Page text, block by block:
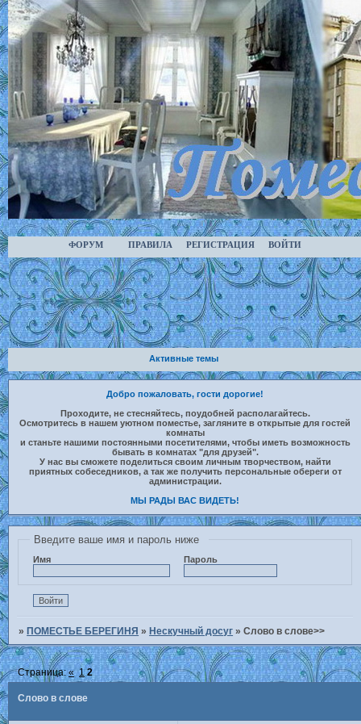
ФОРУМ ПРАВИЛА РЕГИСТРАЦИЯ ВОЙТИ
Активные темы
Добро пожаловать, гости дорогие!
Проходите, не стесняйтесь, поудобней располагайтесь.
Осмотритесь в нашем уютном поместье, загляните в открытые для гостей
комнаты
и станьте нашими постоянными посетителями, чтобы иметь возможность
бывать в комнатах "для друзей".
У нас вы сможете поделиться своим личным творчеством, найти
приятных собеседников, а так же получить персональные обереги от
администрации.
МЫ РАДЫ ВАС ВИДЕТЬ!
Введите ваше имя и пароль ниже
Имя Пароль
»ПОМЕСТЬЕ БЕРЕГИНЯ »Нескучный досуг »Слово в слове>>
Слово в слове
Страница:« 1 2